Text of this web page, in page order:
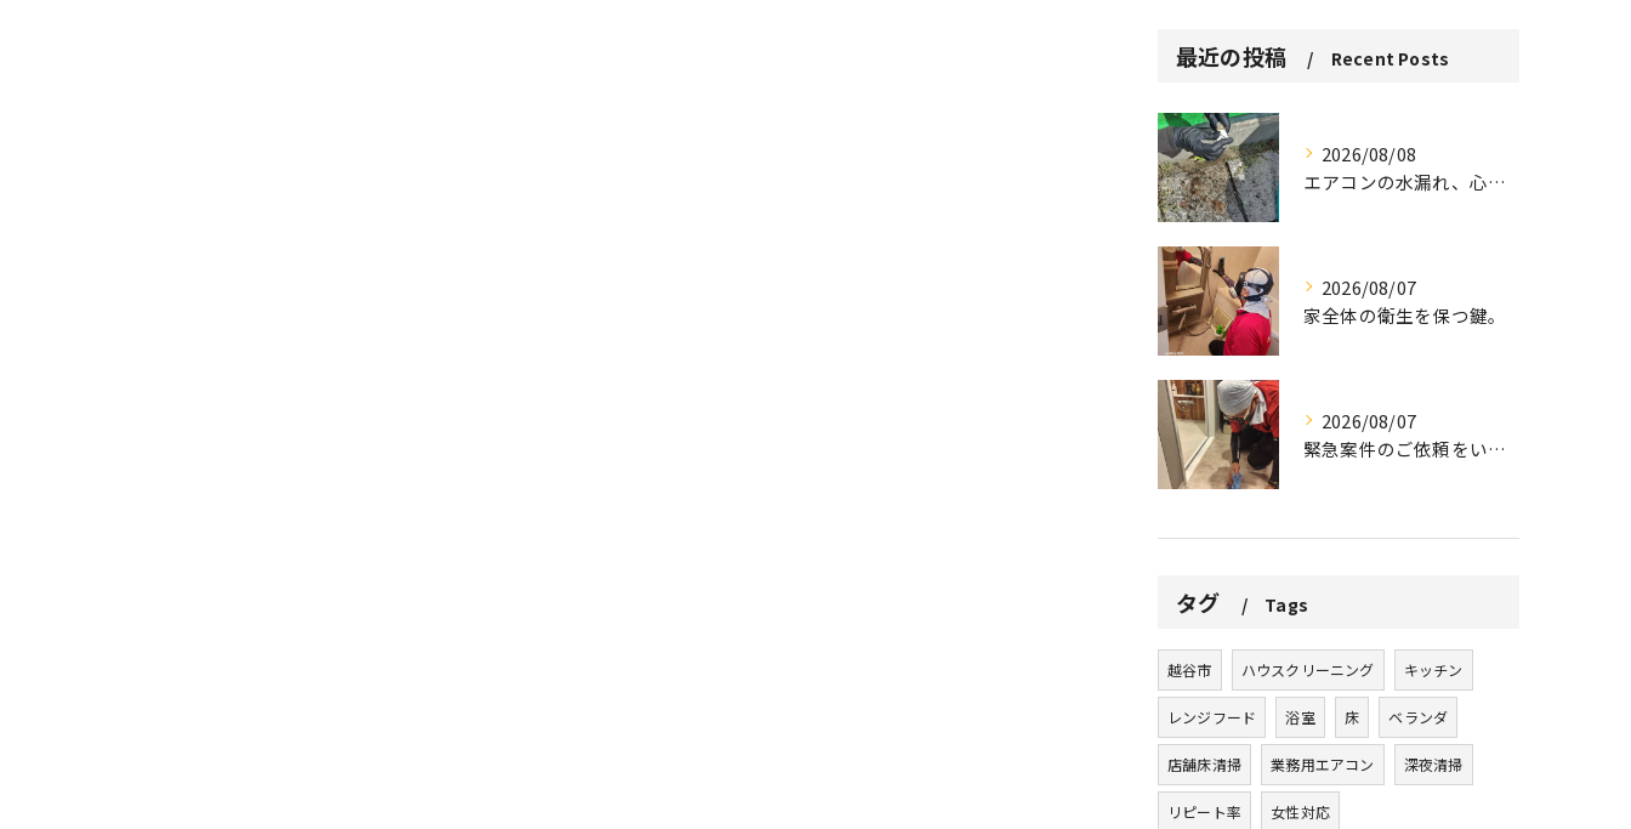
最近の投稿 Recent Posts
2026/08/08
エアコンの水漏れ、心配ですよね。
2026/08/07
家全体の衛生を保つ鍵。
2026/08/07
緊急案件のご依頼をいただきました。
タグ Tags
越谷市 ハウスクリーニング キッチン
レンジフード 浴室 床 ベランダ
店舗床清掃 業務用エアコン 深夜清掃
リピート率 女性対応